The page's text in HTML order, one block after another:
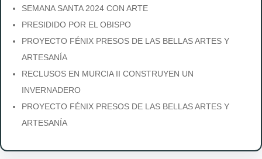
SEMANA SANTA 2024 CON ARTE
PRESIDIDO POR EL OBISPO
PROYECTO FÉNIX PRESOS DE LAS BELLAS ARTES Y
ARTESANÍA
RECLUSOS EN MURCIA II CONSTRUYEN UN
INVERNADERO
PROYECTO FÉNIX PRESOS DE LAS BELLAS ARTES Y
ARTESANÍA